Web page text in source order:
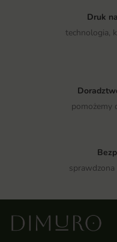
Druk
technologia,
pomożemy